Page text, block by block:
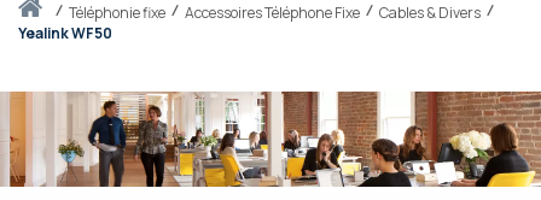
Accueiltéléphonie fixe Accessoires Téléphone Fixe
Cables & Divers
Yealink WF50